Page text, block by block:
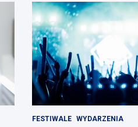
FESTIWALE WYDARZENIA